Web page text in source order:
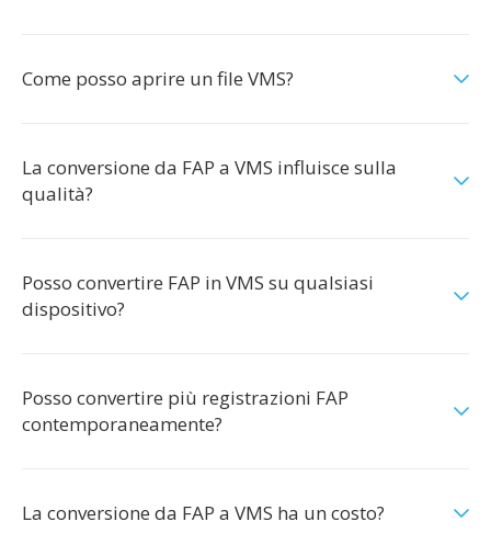
Come posso aprire un file VMS?
La conversione da FAP a VMS influisce sulla
qualità?
Posso convertire FAP in VMS su qualsiasi
dispositivo?
Posso convertire più registrazioni FAP
contemporaneamente?
La conversione da FAP a VMS ha un costo?